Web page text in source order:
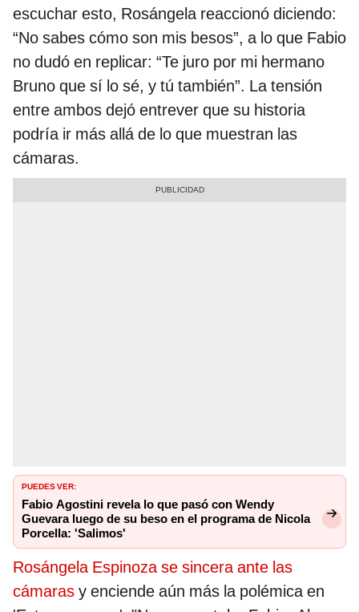
escuchar esto, Rosángela reaccionó diciendo:
“No sabes cómo son mis besos”, a lo que Fabio
no dudó en replicar: “Te juro por mi hermano
Bruno que sí lo sé, y tú también”. La tensión
entre ambos dejó entrever que su historia
podría ir más allá de lo que muestran las
cámaras.
PUEDES VER:
Fabio Agostini revela lo que pasó con Wendy
Guevara luego de su beso en el programa de Nicola
Porcella: 'Salimos'
Rosángela Espinoza se sincera ante las
cámaras y enciende aún más la polémica en